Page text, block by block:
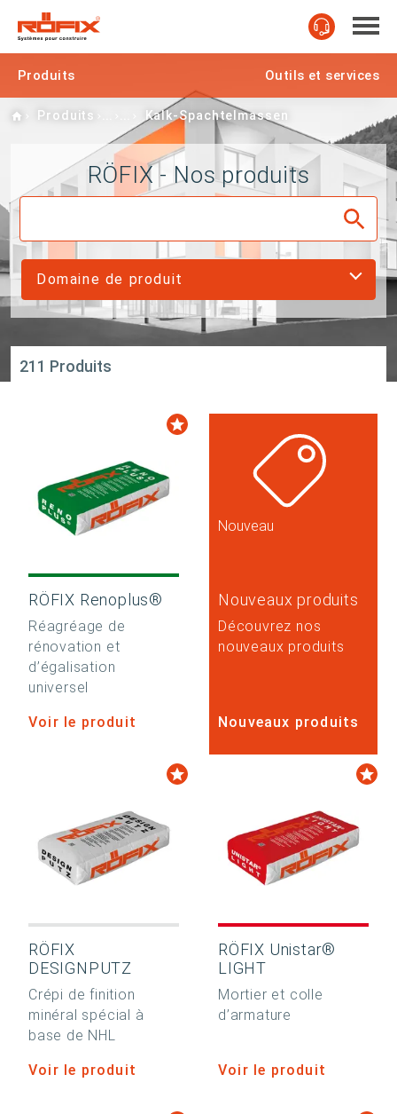
Produits Outils et services
Home
Produits Kalk-Spachtelmassen
RÖFIX - Nos produits
Domaine de produit
211 Produits
RÖFIX Renoplus®
Réagréage de
rénovation et
d’égalisation
universel
Voir le produit
Nouveau
Nouveaux produits
Découvrez nos
nouveaux produits
Nouveaux produits
RÖFIX
DESIGNPUTZ
Crépi de finition
minéral spécial à
base de NHL
Voir le produit
RÖFIX Unistar®
LIGHT
Mortier et colle
d’armature
Voir le produit